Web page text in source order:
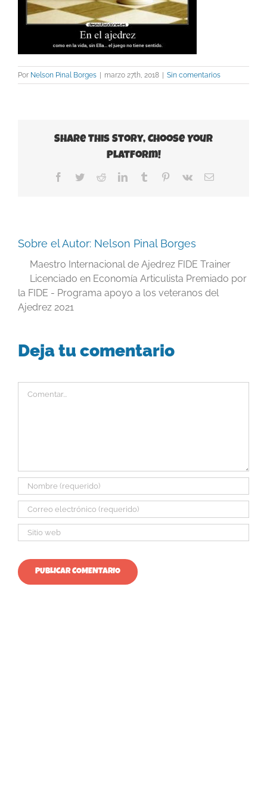
Por Nelson Pinal Borges | marzo 27th, 2018 | Sin comentarios
Share This Story, Choose Your
Platform!
Facebook
TwitterRedditLinkedInTumblr Pinterest
Vk
Correo
Sobre el Autor: Nelson Pinal Borges
Maestro Internacional de Ajedrez FIDE Trainer
Licenciado en Economía Articulista Premiado por
la FIDE - Programa apoyo a los veteranos del
Ajedrez 2021
Deja tu comentario